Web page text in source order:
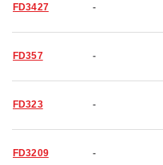
FD3427 -
FD357 -
FD323 -
FD3209 -